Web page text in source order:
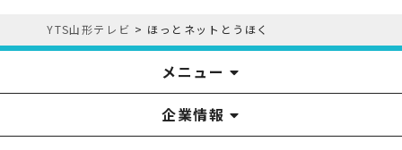
b
o
k
YTS山形テレビ > ほっとネットとうほく
メニュー
YTSニュース
番組
アナウンサー
プレゼント
イベント
みるるん星人
YTS見学ツアー
番組表
お問い合わせ
企業情報